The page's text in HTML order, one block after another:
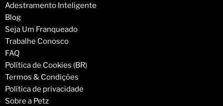
Adestramento Inteligente
Blog
Seja Um Franqueado
Trabalhe Conosco
FAQ
Política de Cookies (BR)
Termos & Condições
Política de privacidade
Sobre a Petz